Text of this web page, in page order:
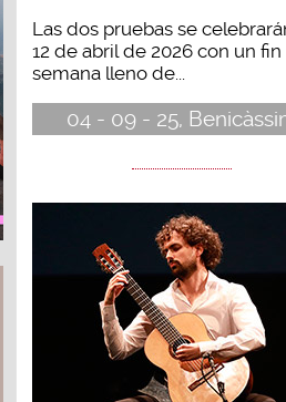
Las dos pruebas se
12 de abril de 2026 con un
semana lleno de...
04 - 09 - 25,